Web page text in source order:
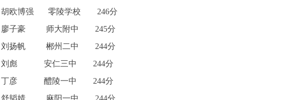
胡欧博强 零陵学校 246分
廖子豪 师大附中 245分
刘扬帆 郴州二中 244分
刘彪 安仁三中 244分
丁彦 醴陵一中 244分
舒韬婧 麻阳一中 244分